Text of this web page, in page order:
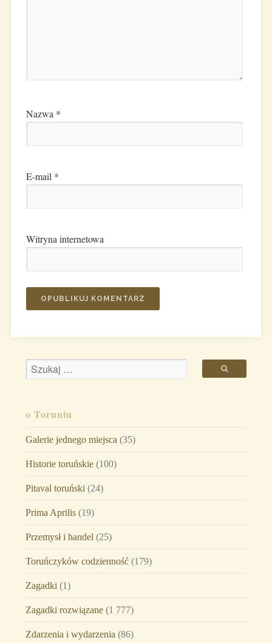
Nazwa *
E-mail *
Witryna internetowa
o Toruniu
Galerie jednego miejsca (35)
Historie toruńskie(100)
Pitaval toruński (24)
Prima Aprilis(19)
Przemysł i handel (25)
Toruńczyków codzienność(179)
Zagadki (1)
Zagadki rozwiązane(1 777)
Zdarzenia i wydarzenia (86)